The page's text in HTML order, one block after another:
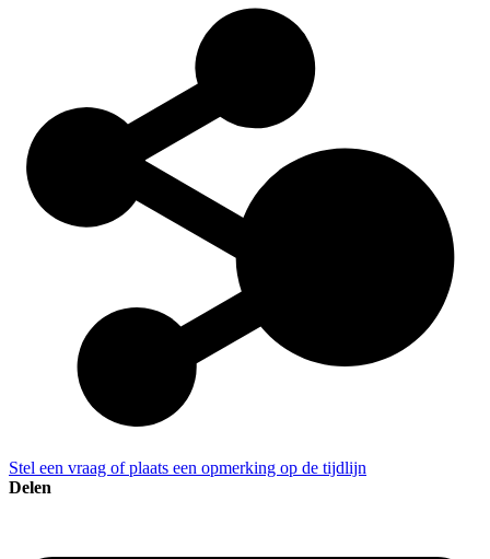
Stel een vraag of plaats een opmerking op de tijdlijn
Delen